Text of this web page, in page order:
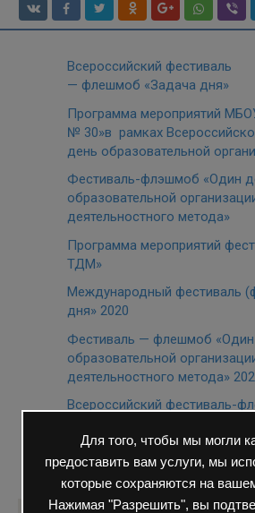
Для того, чтобы мы могли
предоставить вам услуги, мы
которые сохраняются на
Нажимая "Разрешить", вы
Всероссийский фестиваль
— флешмоб «Задача дня»
Программа мероприятий
№ 30»в рамках
день образовательной
Фестиваль-флэшмоб «Один
образовательной
деятельностного метода»
Программа мероприятий
ТДМ»
Международный фестиваль
дня» 2020
Фестиваль — флешмоб
образовательной
деятельностного метода»
Всероссийский фестиваль-